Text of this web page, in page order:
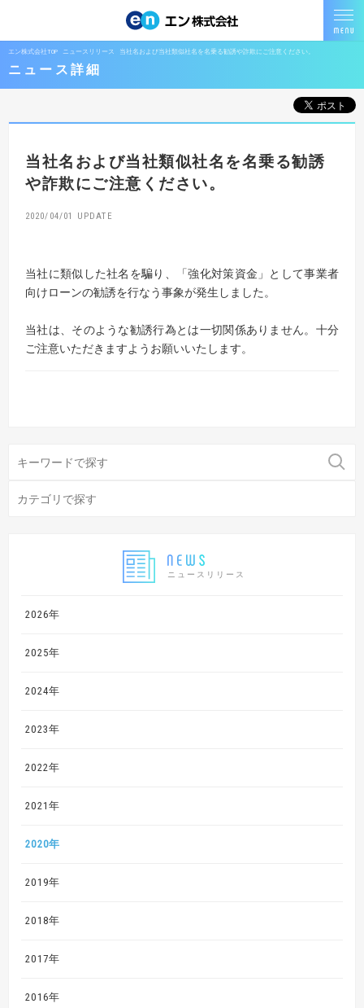
エン株式会社TOP ニュースリリース 当社名および当社類似社名を名乗る勧誘や詐欺にご注意ください。
ニュース詳細
ニュースリリース
2026年
2025年
2024年
2023年
2022年
2021年
2020年
2019年
2018年
2017年
2016年
当社名および当社類似社名を名乗る勧誘
や詐欺にご注意ください。
2020/04/01
当社に類似した社名を騙り、「強化対策資金」として事業者
向けローンの勧誘を行なう事象が発生しました。
当社は、そのような勧誘行為とは一切関係ありません。十分
ご注意いただきますようお願いいたします。